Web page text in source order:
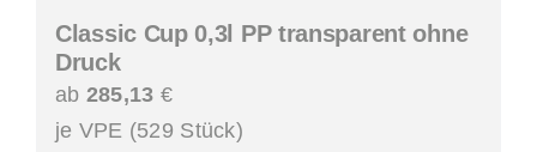
Classic Cup 0,3l PP transparent ohne
Druck
ab 285,13 €
je VPE (529 Stück)